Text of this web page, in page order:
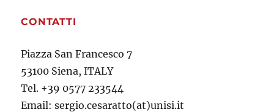
CONTATTI
Piazza San Francesco 7
53100 Siena, ITALY
Tel. +39 0577 233544
Email: sergio.cesaratto(at)unisi.it